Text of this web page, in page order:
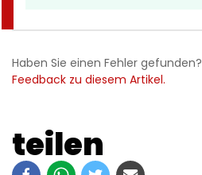
Haben Sie einen Fehler gefunden?
Feedback zu diesem Artikel.
teilen